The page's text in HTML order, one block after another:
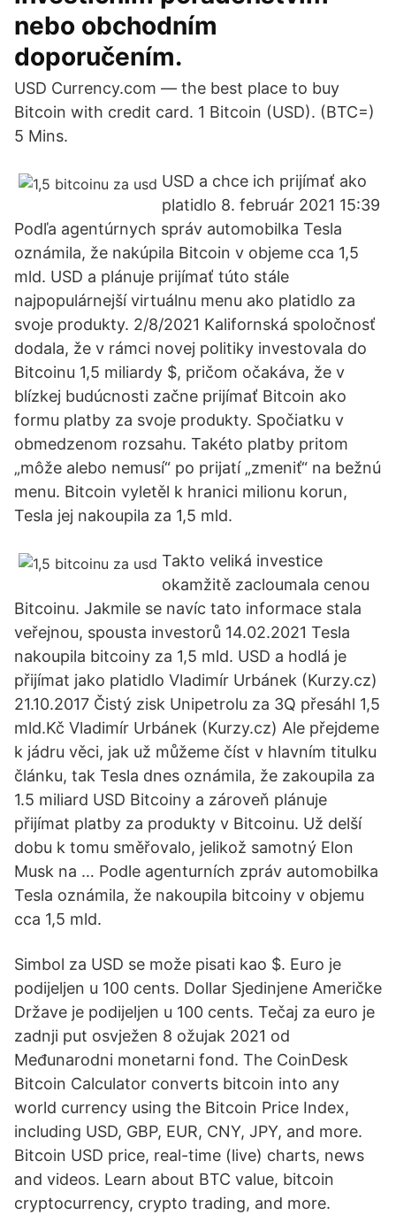
nebo obchodním
doporučením.
USD Currency.com — the best place to buy
Bitcoin with credit card. 1 Bitcoin (USD). (BTC=)
5 Mins.
USD a chce ich prijímať ako
platidlo 8. február 2021 15:39
Podľa agentúrnych správ automobilka Tesla
oznámila, že nakúpila Bitcoin v objeme cca 1,5
mld. USD a plánuje prijímať túto stále
najpopulárnejší virtuálnu menu ako platidlo za
svoje produkty. 2/8/2021 Kalifornská spoločnosť
dodala, že v rámci novej politiky investovala do
Bitcoinu 1,5 miliardy $, pričom očakáva, že v
blízkej budúcnosti začne prijímať Bitcoin ako
formu platby za svoje produkty. Spočiatku v
obmedzenom rozsahu. Takéto platby pritom
„môže alebo nemusí“ po prijatí „zmeniť“ na bežnú
menu. Bitcoin vyletěl k hranici milionu korun,
Tesla jej nakoupila za 1,5 mld.
Takto veliká investice
okamžitě zacloumala cenou
Bitcoinu. Jakmile se navíc tato informace stala
veřejnou, spousta investorů 14.02.2021 Tesla
nakoupila bitcoiny za 1,5 mld. USD a hodlá je
přijímat jako platidlo Vladimír Urbánek (Kurzy.cz)
21.10.2017 Čistý zisk Unipetrolu za 3Q přesáhl 1,5
mld.Kč Vladimír Urbánek (Kurzy.cz) Ale přejdeme
k jádru věci, jak už můžeme číst v hlavním titulku
článku, tak Tesla dnes oznámila, že zakoupila za
1.5 miliard USD Bitcoiny a zároveň plánuje
přijímat platby za produkty v Bitcoinu. Už delší
dobu k tomu směřovalo, jelikož samotný Elon
Musk na … Podle agenturních zpráv automobilka
Tesla oznámila, že nakoupila bitcoiny v objemu
cca 1,5 mld.
Simbol za USD se može pisati kao $. Euro je
podijeljen u 100 cents. Dollar Sjedinjene Američke
Države je podijeljen u 100 cents. Tečaj za euro je
zadnji put osvježen 8 ožujak 2021 od
Međunarodni monetarni fond. The CoinDesk
Bitcoin Calculator converts bitcoin into any
world currency using the Bitcoin Price Index,
including USD, GBP, EUR, CNY, JPY, and more.
Bitcoin USD price, real-time (live) charts, news
and videos. Learn about BTC value, bitcoin
cryptocurrency, crypto trading, and more.